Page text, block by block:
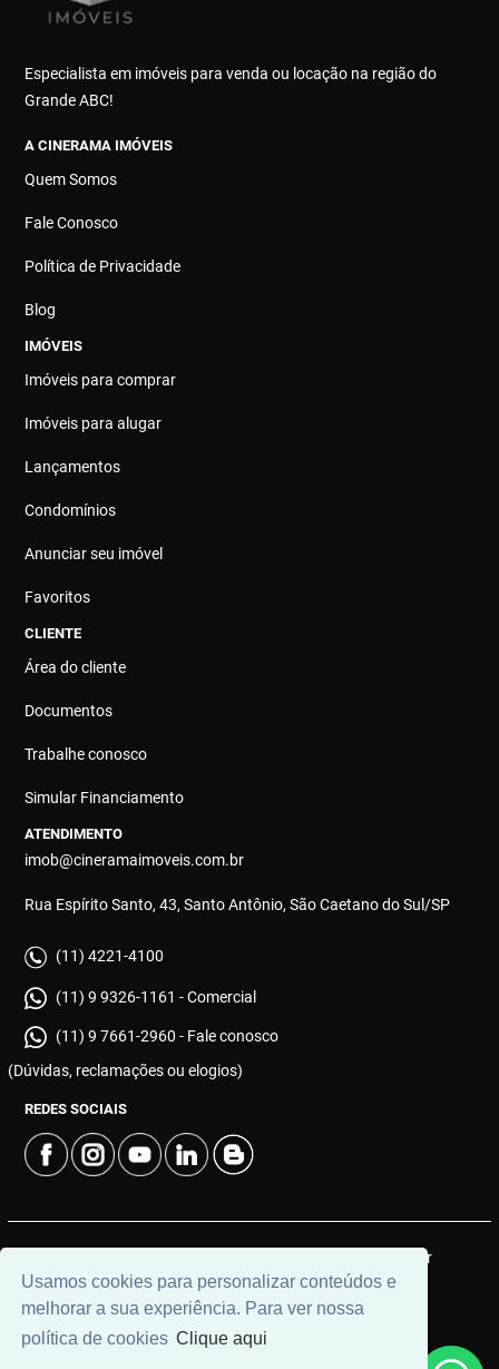
Usamos cookies para personalizar conteúdos e
melhorar a sua experiência. Para ver nossa
política de cookies Clique aqui
Especialista em imóveis para venda ou locação na região do
Grande ABC!
A CINERAMA IMÓVEIS
Quem Somos
Fale Conosco
Política de Privacidade
Blog
IMÓVEIS
Imóveis para comprar
Imóveis para alugar
Lançamentos
Condomínios
Anunciar seu imóvel
Favoritos
CLIENTE
Área do cliente
Documentos
Trabalhe conosco
Simular Financiamento
ATENDIMENTO
imob@cineramaimoveis.com.br
Rua Espírito Santo, 43, Santo Antônio, São Caetano do Sul/SP
(11) 4221-4100
(11) 9 9326-1161 - Comercial
(11) 9 7661-2960 - Fale conosco
(Dúvidas, reclamações ou elogios)
REDES SOCIAIS
© 2026 | Cinerama Imóveis | CRECI: J-533 | Desenvolvido por
Universal Software.